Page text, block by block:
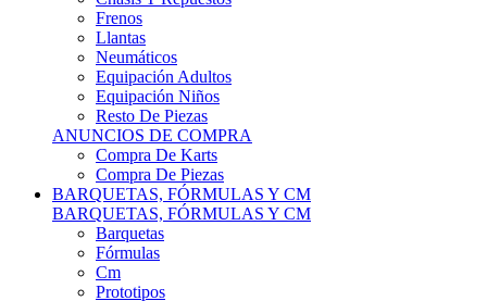
Frenos
Llantas
Neumáticos
Equipación Adultos
Equipación Niños
Resto De Piezas
ANUNCIOS DE COMPRA
Compra De Karts
Compra De Piezas
BARQUETAS, FÓRMULAS Y CM
BARQUETAS, FÓRMULAS Y CM
Barquetas
Fórmulas
Cm
Prototipos